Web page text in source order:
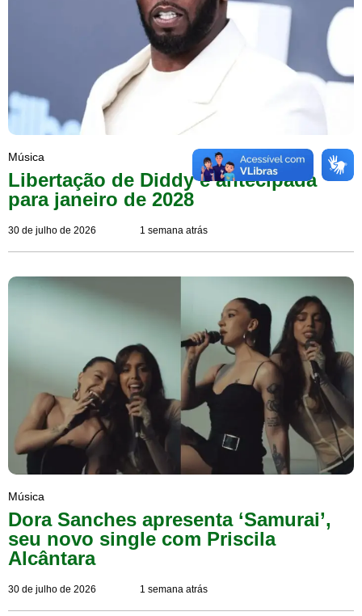
Música
Libertação de Diddy é antecipada
para janeiro de 2028
30 de julho de 2026 1 semana atrás
Música
Dora Sanches apresenta ‘Samurai’,
seu novo single com Priscila
Alcântara
30 de julho de 2026 1 semana atrás